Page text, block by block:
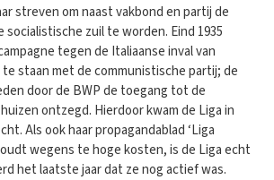
streven om naast vakbond en partij de
socialistische zuil te worden. Eind 1935
tegen de Italiaanse inval van
staan met de communistische partij; de
door de BWP de toegang tot de
ontzegd. Hierdoor kwam de Liga in
Als ook haar propagandablad ‘Liga
wegens te hoge kosten, is de Liga echt
het laatste jaar dat ze nog actief was.